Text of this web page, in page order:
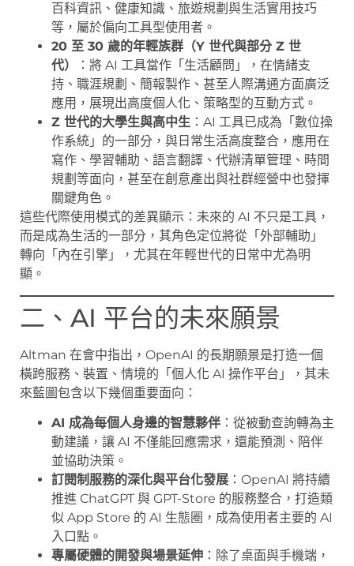
百科資訊、健康知識、旅遊規劃與生活實用技巧
等，屬於偏向工具型使用者。
20 至 30 歲的年輕族群（Y 世代與部分 Z 世
代）
：將 AI 工具當作「生活顧問」，在情緒支
持、職涯規劃、簡報製作、甚至人際溝通方面廣泛
應用，展現出高度個人化、策略型的互動方式。
Z 世代的大學生與高中生 ：AI 工具已成為「數位操
作系統」的一部分，與日常生活高度整合，應用在
寫作、學習輔助、語言翻譯、代辦清單管理、時間
規劃等面向，甚至在創意產出與社群經營中也發揮
關鍵角色。
這些代際使用模式的差異顯示：未來的 AI 不只是工具，
而是成為生活的一部分，其角色定位將從「外部輔助」
轉向「內在引擎」，尤其在年輕世代的日常中尤為明
顯。
二、AI 平台的未來願景
Altman 在會中指出，OpenAI 的長期願景是打造一個
橫跨服務、裝置、情境的「個人化 AI 操作平台」，其未
來藍圖包含以下幾個重要面向：
AI 成為每個人身邊的智慧夥伴 ：從被動查詢轉為主
動建議，讓 AI 不僅能回應需求，還能預測、陪伴
並協助決策。
訂閱制服務的深化與平台化發展 ：OpenAI 將持續
推進 ChatGPT 與 GPT-Store 的服務整合，打造類
似 App Store 的 AI 生態圈，成為使用者主要的 AI
入口點。
專屬硬體的開發與場景延伸 ：除了桌面與手機端，